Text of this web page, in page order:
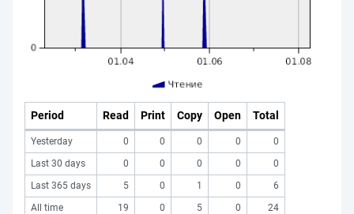
Period Read Print Copy Open Total
Yesterday 0 0 0 0
0
Last 30 days
0 0 0 0
0
Last 365 days
5 0 1 0
6
All time
19 0 5 0 24